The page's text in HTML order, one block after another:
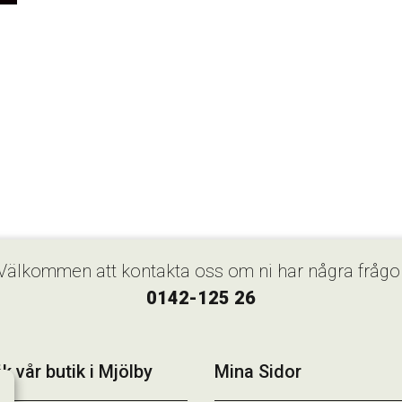
att kontakta oss om ni har några
0142-125 26
vår butik i Mjölby Mina Sidor